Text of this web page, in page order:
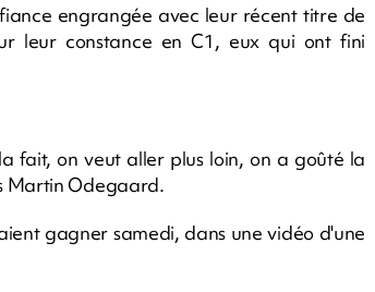
engrangée avec leur récent titre de
leur constance en C1, eux qui ont fini
fait, on veut aller plus loin, on a goûté la
Martin Odegaard.
gagner samedi, dans une vidéo d'une